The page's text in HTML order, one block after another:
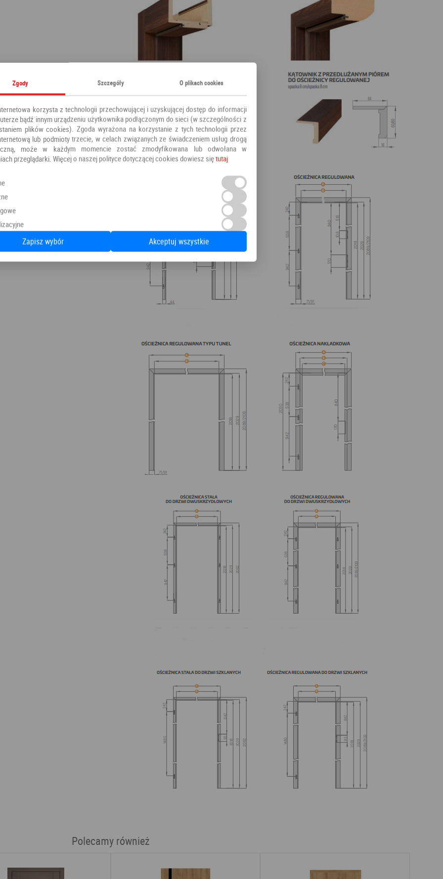
Polecamy również
Zgody Szczegóły O plikach cookies
korzysta z technologii przechowującej i uzyskującej dostęp do informacji
bądź innym urządzeniu użytkownika podłączonym do sieci (w szczególności z
plików cookies). Zgoda wyrażona na korzystanie z tych technologii przez
lub podmioty trzecie, w celach związanych ze świadczeniem usług drogą
może w każdym momencie zostać zmodyfikowana lub odwołana w
przeglądarki. Więcej o naszej polityce dotyczącej cookies dowiesz siętutaj
Zapisz wybór Akceptuj wszystkie